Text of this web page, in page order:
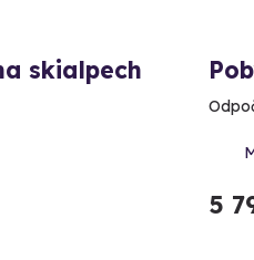
skialpech
5